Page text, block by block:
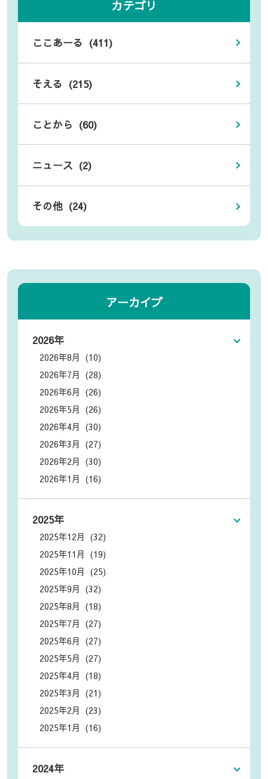
カテゴリ
ここあーる (411)
そえる (215)
ことから (60)
ニュース (2)
その他 (24)
アーカイブ
2026年
2026年8月 (10)
2026年7月 (28)
2026年6月 (26)
2026年5月 (26)
2026年4月 (30)
2026年3月 (27)
2026年2月 (30)
2026年1月 (16)
2025年
2025年12月 (32)
2025年11月 (19)
2025年10月 (25)
2025年9月 (32)
2025年8月 (18)
2025年7月 (27)
2025年6月 (27)
2025年5月 (27)
2025年4月 (18)
2025年3月 (21)
2025年2月 (23)
2025年1月 (16)
2024年